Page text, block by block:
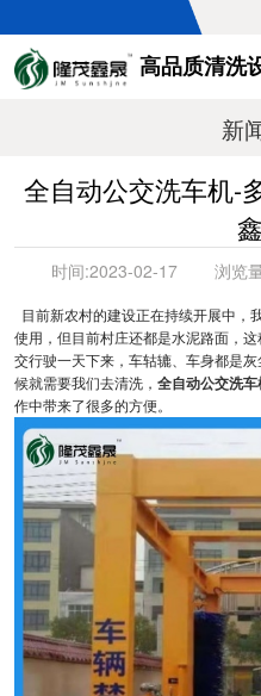
高品质清洗
新
全自动公交洗车机-
时间:2023-02-17 浏览
目前新农村的建设正在持续开展中，
使用，但目前村庄还都是水泥路面，
交行驶一天下来，车轱辘、车身都是
候就需要我们去清洗， 全自动公交洗车
作中带来了很多的方便。